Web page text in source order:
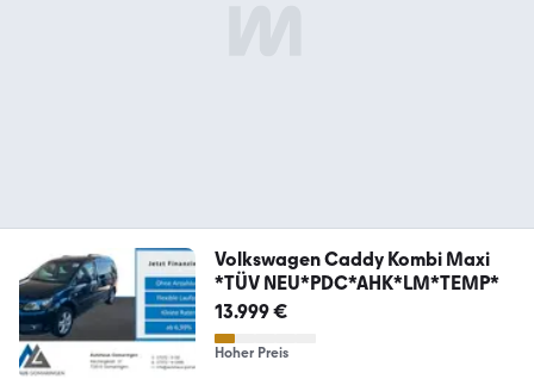
Volkswagen Caddy Kombi Maxi
*TÜV NEU*PDC*AHK*LM*TEMP*
13.999 €
Hoher Preis